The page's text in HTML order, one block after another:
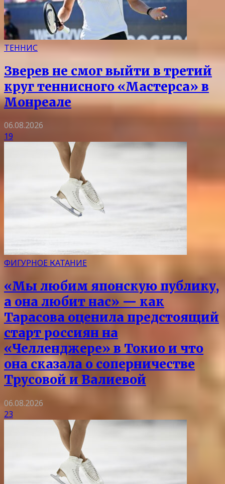
ТЕННИС
Зверев не смог выйти в третий
круг теннисного «Мастерса» в
Монреале
06.08.2026
19
ФИГУРНОЕ КАТАНИЕ
«Мы любим японскую публику,
а она любит нас» — как
Тарасова оценила предстоящий
старт россиян на
«Челленджере» в Токио и что
она сказала о соперничестве
Трусовой и Валиевой
06.08.2026
23